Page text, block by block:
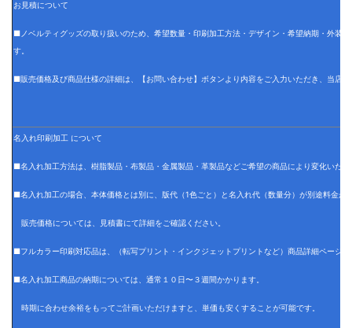
お見積について
■ノベルティグッズの取り扱いのため、希望数量・印刷加工方法・デザイン・希望納期・外装
す。
■販売価格及び商品仕様の詳細は、【お問い合わせ】ボタンより内容をご入力いただき、当店
名入れ印刷加工 について
■名入れ加工方法は、樹脂製品・布製品・金属製品・革製品などご希望の商品により変化いたし
■名入れ加工の場合、本体価格とは別に、版代（1色ごと）と名入れ代（数量分）が別途料金が
販売価格については、見積書にて詳細をご確認ください。
■フルカラー印刷対応品は、（転写プリント・インクジェットプリントなど）商品詳細ページ
■名入れ加工商品の納期については、通常１０日〜３週間かかります。
時期に合わせ余裕をもってご計画いただけますと、単価も安くすることが可能です。